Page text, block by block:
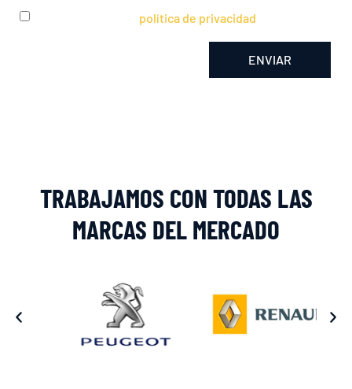
política de privacidad
ENVIAR
TRABAJAMOS CON TODAS LAS
MARCAS DEL MERCADO